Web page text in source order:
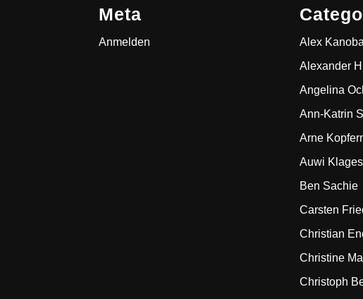
Meta
Anmelden
Alex
Alexander
Angelina
Ann-Katrin
Arne
Auwi Klages
Ben Sachie
Carsten
Christian
Christine
Christoph